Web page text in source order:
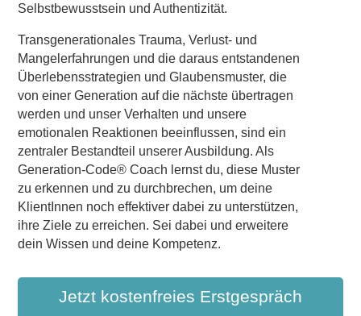
Selbstbewusstsein und Authentizität.
Transgenerationales Trauma, Verlust- und
Mangelerfahrungen und die daraus entstandenen
Überlebensstrategien und Glaubensmuster, die
von einer Generation auf die nächste übertragen
werden und unser Verhalten und unsere
emotionalen Reaktionen beeinflussen, sind ein
zentraler Bestandteil unserer Ausbildung. Als
Generation-Code® Coach lernst du, diese Muster
zu erkennen und zu durchbrechen, um deine
KlientInnen noch effektiver dabei zu unterstützen,
ihre Ziele zu erreichen. Sei dabei und erweitere
dein Wissen und deine Kompetenz.
Jetzt kostenfreies Erstgespräch